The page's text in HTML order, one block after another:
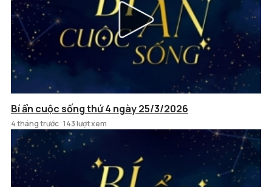
Bí ẩn cuộc sống thứ 4 ngày 25/3/2026
4 tháng trước 143 lượt xem